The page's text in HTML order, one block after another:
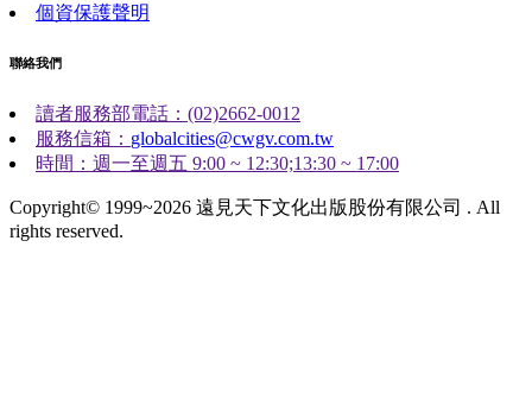
個資保護聲明
聯絡我們
讀者服務部電話：(02)2662-0012
服務信箱： globalcities@cwgv.com.tw
時間：週一至週五 9:00 ~ 12:30;13:30 ~ 17:00
Copyright© 1999~2026 遠見天下文化出版股份有限公司 . All
rights reserved.